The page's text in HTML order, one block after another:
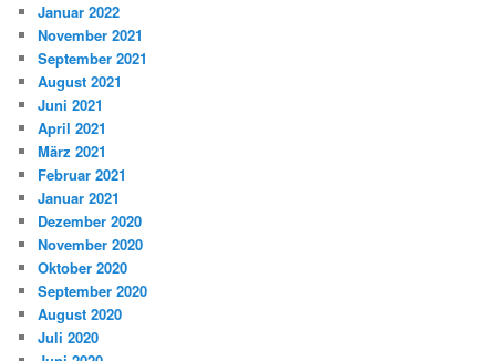
Januar 2022
November 2021
September 2021
August 2021
Juni 2021
April 2021
März 2021
Februar 2021
Januar 2021
Dezember 2020
November 2020
Oktober 2020
September 2020
August 2020
Juli 2020